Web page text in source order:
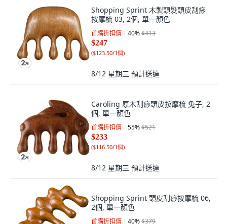
Shopping Sprint 木製頭髮頭皮刮痧
按摩梳 03, 2個, 單一顏色
首購折扣價 40%$413
$247
($123.50/1個)
8/12 星期三 預計送達
Caroling 原木刮痧頭皮按摩梳 兔子, 2
個, 單一顏色
首購折扣價 55%$521
$233
($116.50/1個)
8/12 星期三 預計送達
Shopping Sprint 頭皮刮痧按摩梳 06,
2個, 單一顏色
首購折扣價 40%$379